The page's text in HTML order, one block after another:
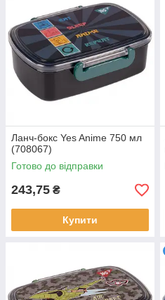
Ланч-бокс Yes Anime 750 мл
(708067)
Готово до відправки
243,75 ₴
Купити